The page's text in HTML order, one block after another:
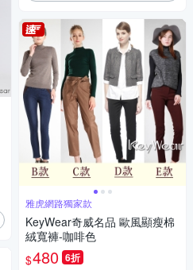
雅虎網路獨家款
KeyWear奇威名品 歐風顯瘦棉
絨寬褲-咖啡色
$480 6折